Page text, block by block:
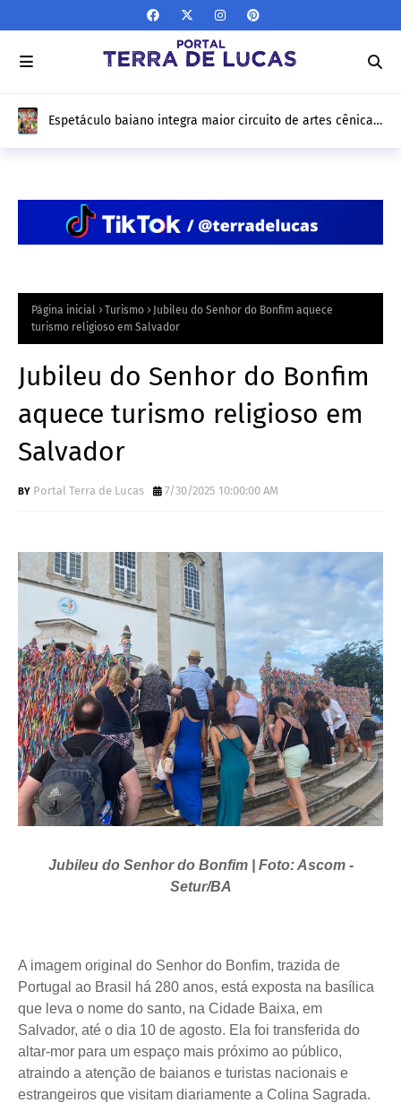
Espetáculo baiano integra maior circuito de artes cênicas
Página inicial Turismo
Jubileu do Senhor do Bonfim aquece
turismo religioso em Salvador
Jubileu do Senhor do Bonfim
aquece turismo religioso em
Salvador
Portal Terra de Lucas 7/30/2025 10:00:00 AM
Jubileu do Senhor do Bonfim | Foto: Ascom -
Setur/BA
A imagem original do Senhor do Bonfim, trazida de
Portugal ao Brasil há 280 anos, está exposta na basílica
que leva o nome do santo, na Cidade Baixa, em
Salvador, até o dia 10 de agosto. Ela foi transferida do
altar-mor para um espaço mais próximo ao público,
atraindo a atenção de baianos e turistas nacionais e
estrangeiros que visitam diariamente a Colina Sagrada.